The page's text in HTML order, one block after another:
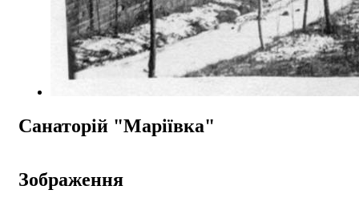
Санаторій "Маріївка"
Зображення